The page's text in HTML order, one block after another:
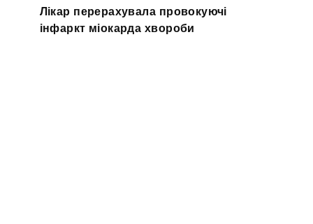
Лікар перерахувала провокуючі
інфаркт міокарда хвороби